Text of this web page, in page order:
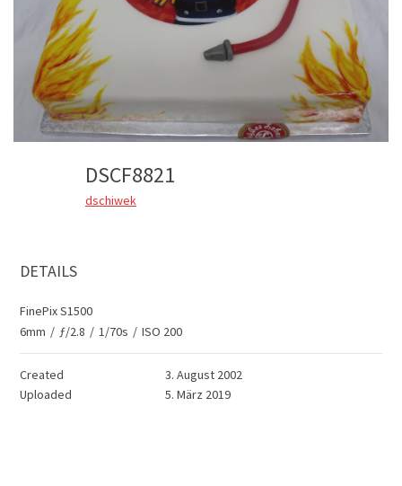
DSCF8821
dschiwek
DETAILS
FinePix S1500
6mm / ƒ/2.8 / 1/70s / ISO 200
Created
3. August 2002
Uploaded
5. März 2019